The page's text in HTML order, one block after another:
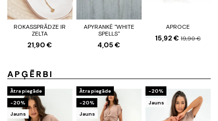
ROKASSPRĀDZE IR
ZELTA
21,90 €
APYRANKĖ "WHITE
SPELLS"
4,05 €
APROCE
15,92 €19,90 €
APĢĒRBI
Ātra piegāde
-20%
Jauns
Ātra piegāde
-20%
Jauns
-20%
Jauns